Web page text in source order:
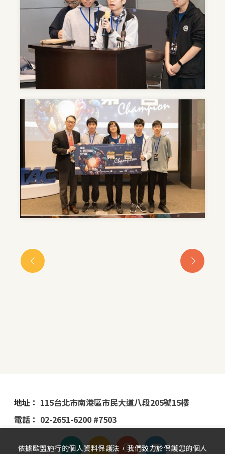
地址： 115台北市南港區市民大道八段205號15樓
電話： 02-2651-6200 #7503
依據歐盟施行的個人資料保護法，我們致力於保護您的個人